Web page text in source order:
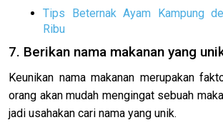
Tips Beternak Ayam Kampung
Ribu
7. Berikan nama makanan yang
Keunikan nama makanan merupakan
orang akan mudah mengingat sebuah
jadi usahakan cari nama yang unik.